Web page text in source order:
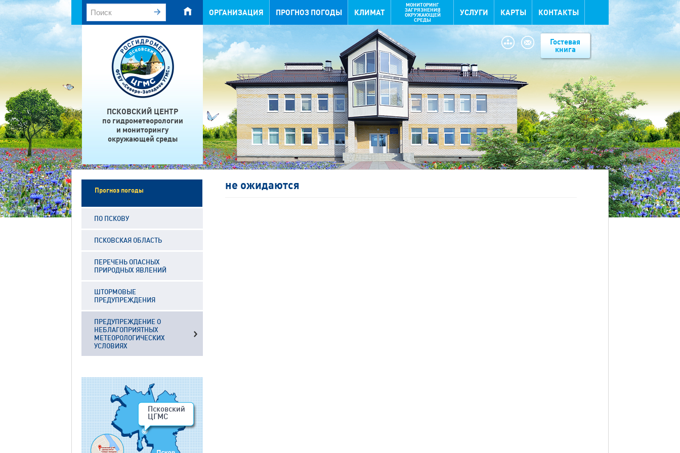
ОРГАНИЗАЦИЯ ПРОГНОЗ ПОГОДЫ КЛИМАТ
МОНИТОРИНГ
ЗАГРЯЗНЕНИЯ
ОКРУЖАЮЩЕЙ
СРЕДЫ
УСЛУГИ КАРТЫ КОНТАКТЫ
ПСКОВСКИЙ ЦЕНТР
по гидрометеорологии
и мониторингу
окружающей среды
Гостевая
книга
Прогноз погоды
ПО ПСКОВУ
ПСКОВСКАЯ ОБЛАСТЬ
ПЕРЕЧЕНЬ ОПАСНЫХ
ПРИРОДНЫХ ЯВЛЕНИЙ
ШТОРМОВЫЕ
ПРЕДУПРЕЖДЕНИЯ
ПРЕДУПРЕЖДЕНИЕ О
НЕБЛАГОПРИЯТНЫХ
МЕТЕОРОЛОГИЧЕСКИХ
УСЛОВИЯХ
Псковский
ЦГМС
не ожидаются